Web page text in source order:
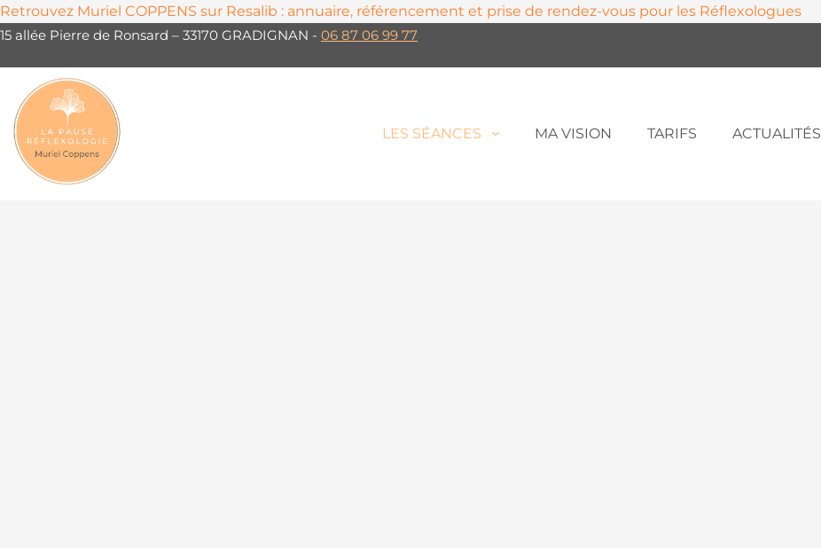
Retrouvez Muriel COPPENS sur Resalib : annuaire, référencement et prise de rendez-vous pour les Réflexologues
15 allée Pierre de Ronsard – 33170 GRADIGNAN - 06 87 06 99 77
LES SÉANCES MA VISION TARIFS ACTUALITÉS